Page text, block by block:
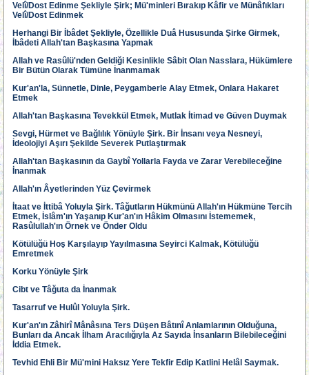
Velî/Dost Edinme Şekliyle Şirk; Mü'minleri Bırakıp Kâfir ve Münâfıkları
Velî/Dost Edinmek
Herhangi Bir İbâdet Şekliyle, Özellikle Duâ Hususunda Şirke Girmek,
İbâdeti Allah'tan Başkasına Yapmak
Allah ve Rasûlü'nden Geldiği Kesinlikle Sâbit Olan Nasslara, Hükümlere
Bir Bütün Olarak Tümüne İnanmamak
Kur'an'la, Sünnetle, Dinle, Peygamberle Alay Etmek, Onlara Hakaret
Etmek
Allah'tan Başkasına Tevekkül Etmek, Mutlak İtimad ve Güven Duymak
Sevgi, Hürmet ve Bağlılık Yönüyle Şirk. Bir İnsanı veya Nesneyi,
İdeolojiyi Aşırı Şekilde Severek Putlaştırmak
Allah'tan Başkasının da Gaybî Yollarla Fayda ve Zarar Verebileceğine
İnanmak
Allah'ın Âyetlerinden Yüz Çevirmek
İtaat ve İttibâ Yoluyla Şirk. Tâğutların Hükmünü Allah'ın Hükmüne Tercih
Etmek, İslâm'ın Yaşanıp Kur'an'ın Hâkim Olmasını İstememek,
Rasûlullah'ın Örnek ve Önder Oldu
Kötülüğü Hoş Karşılayıp Yayılmasına Seyirci Kalmak, Kötülüğü
Emretmek
Korku Yönüyle Şirk
Cibt ve Tâğuta da İnanmak
Tasarruf ve Hulûl Yoluyla Şirk.
Kur'an'ın Zâhirî Mânâsına Ters Düşen Bâtınî Anlamlarının Olduğuna,
Bunları da Ancak İlham Aracılığıyla Az Sayıda İnsanların Bilebileceğini
İddia Etmek.
Tevhid Ehli Bir Mü'mini Haksız Yere Tekfir Edip Katlini Helâl Saymak.